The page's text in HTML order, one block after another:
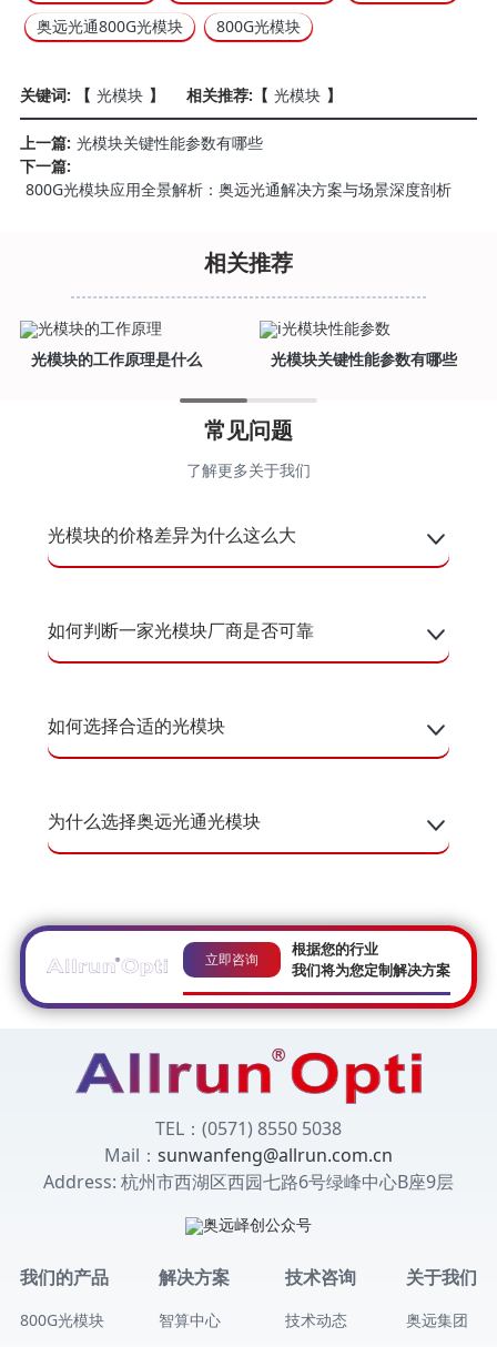
奥远光通800G光模块
800G光模块
关键词: 【 光模块 】 相关推荐:【 光模块 】
上一篇: 光模块关键性能参数有哪些
下一篇:
800G光模块应用全景解析：奥远光通解决方案与场景深度剖析
相关推荐
光模块的工作原理是什么 光模块关键性能参数有哪些
常见问题
了解更多关于我们
光模块的价格差异为什么这么大
如何判断一家光模块厂商是否可靠
如何选择合适的光模块
为什么选择奥远光通光模块
立即咨询
根据您的行业
我们将为您定制解决方案
TEL：(0571) 8550 5038
Mail： sunwanfeng@allrun.com.cn
Address: 杭州市西湖区西园七路6号绿峰中心B座9层
我们的产品
800G光模块
解决方案
智算中心
技术咨询
技术动态
关于我们
奥远集团